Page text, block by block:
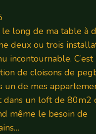
long de ma table à
deux ou trois
incontournable. C’est
de cloisons de
un de mes
dans un loft de 80m2
même le besoin de